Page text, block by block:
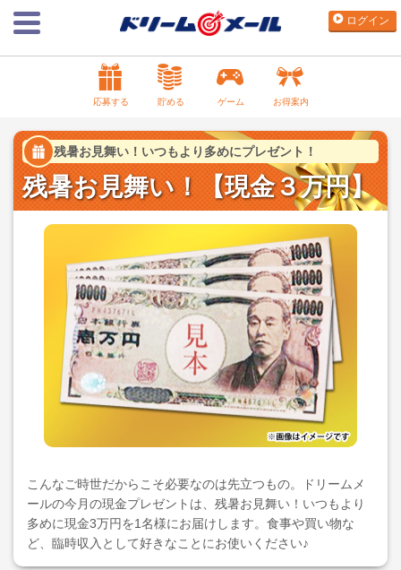
ログイン
応募する 貯める ゲーム お得案内
残暑お見舞い！いつもより多めにプレゼント！
残暑お見舞い！【現金３万円】
こんなご時世だからこそ必要なのは先立つもの。ドリームメ
ールの今月の現金プレゼントは、残暑お見舞い！いつもより
多めに現金3万円を1名様にお届けします。食事や買い物な
ど、臨時収入として好きなことにお使いください♪